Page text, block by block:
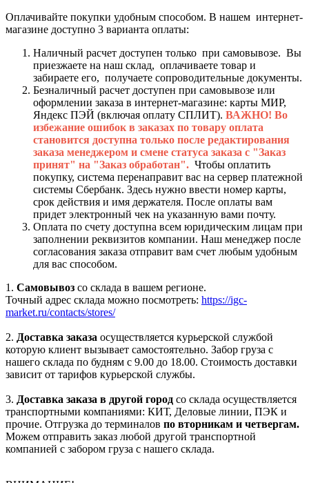
Оплачивайте покупки удобным способом. В нашем интернет-
магазине доступно 3 варианта оплаты:
Наличный расчет доступен только при самовывозе. Вы
приезжаете на наш склад, оплачиваете товар и
забираете его, получаете сопроводительные документы.
Безналичный расчет доступен при самовывозе или
оформлении заказа в интернет-магазине: карты МИР,
Яндекс ПЭЙ (включая оплату СПЛИТ). ВАЖНО! Во
избежание ошибок в заказах по товару оплата
становится доступна только после редактирования
заказа менеджером и смене статуса заказа с "Заказ
принят" на "Заказ обработан". Чтобы оплатить
покупку, система перенаправит вас на сервер платежной
системы Сбербанк. Здесь нужно ввести номер карты,
срок действия и имя держателя. После оплаты вам
придет электронный чек на указанную вами почту.
Оплата по счету доступна всем юридическим лицам при
заполнении реквизитов компании. Наш менеджер после
согласования заказа отправит вам счет любым удобным
для вас способом.
1. Самовывоз со склада в вашем регионе.
Точный адрес склада можно посмотреть: https://igc-
market.ru/contacts/stores/
2. Доставка заказа осуществляется курьерской службой
которую клиент вызывает самостоятельно. Забор груза с
нашего склада по будням с 9.00 до 18.00. Стоимость доставки
зависит от тарифов курьерской службы.
3. Доставка заказа в другой город со склада осуществляется
транспортными компаниями: КИТ, Деловые линии, ПЭК и
прочие. Отгрузка до терминалов по вторникам и четвергам.
Можем отправить заказ любой другой транспортной
компанией с забором груза с нашего склада.